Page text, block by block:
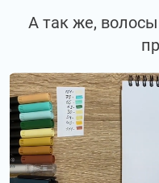
А так же,